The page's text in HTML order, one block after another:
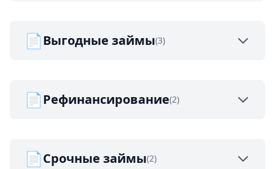
📄Выгодные займы(3)
📄Рефинансирование(2)
📄Срочные займы(2)